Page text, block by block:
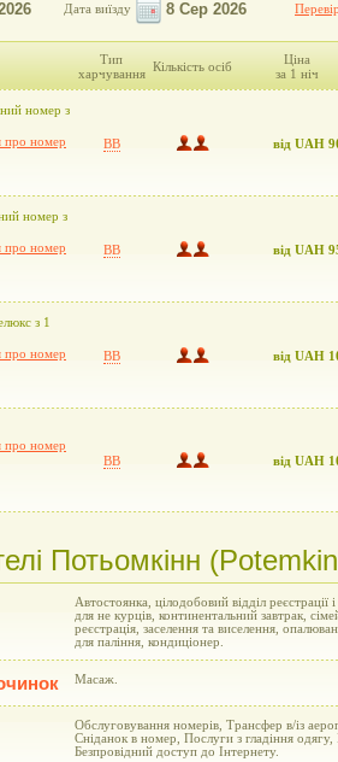
Дата виїзду
Тип
харчування Кількість осіб
Ціна
за 1 ніч
номер з
про номер
BB від UAH
номер з
про номер
BB від UAH
з 1
про номер
BB від UAH
про номер
BB від UAH
Потьомкінн
Автостоянка, цілодобовий відділ
для не курців, континентальний завтрак,
реєстрація, заселення та виселення,
для паління, кондиціонер.
Масаж.
Обслуговування номерів, Трансфер в/із
Сніданок в номер, Послуги з гладіння
Безпровідний доступ до Інтернету.